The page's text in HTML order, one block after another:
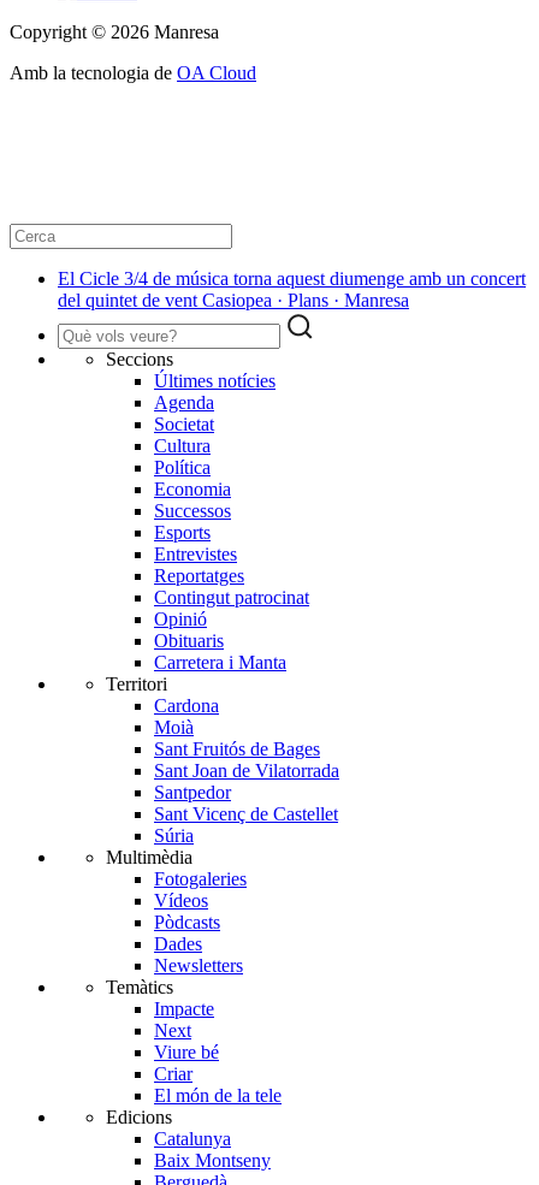
Copyright © 2026 Manresa
Amb la tecnologia de OA Cloud
El Cicle 3/4 de música torna aquest diumenge amb un concert
del quintet de vent Casiopea · Plans · Manresa
Seccions
Últimes notícies
Agenda
Societat
Cultura
Política
Economia
Successos
Esports
Entrevistes
Reportatges
Contingut patrocinat
Opinió
Obituaris
Carretera i Manta
Territori
Cardona
Moià
Sant Fruitós de Bages
Sant Joan de Vilatorrada
Santpedor
Sant Vicenç de Castellet
Súria
Multimèdia
Fotogaleries
Vídeos
Pòdcasts
Dades
Newsletters
Temàtics
Impacte
Next
Viure bé
Criar
El món de la tele
Edicions
Catalunya
Baix Montseny